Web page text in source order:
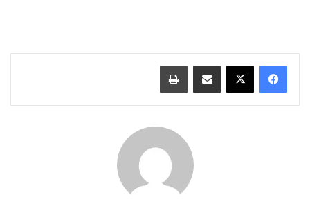
مشاركة عبر البريد طباعة